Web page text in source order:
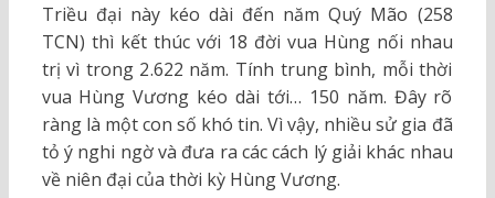
Triều đại này kéo dài đến năm Quý Mão (258
TCN) thì kết thúc với 18 đời vua Hùng nối nhau
trị vì trong 2.622 năm. Tính trung bình, mỗi thời
vua Hùng Vương kéo dài tới… 150 năm. Đây rõ
ràng là một con số khó tin. Vì vậy, nhiều sử gia đã
tỏ ý nghi ngờ và đưa ra các cách lý giải khác nhau
về niên đại của thời kỳ Hùng Vương.